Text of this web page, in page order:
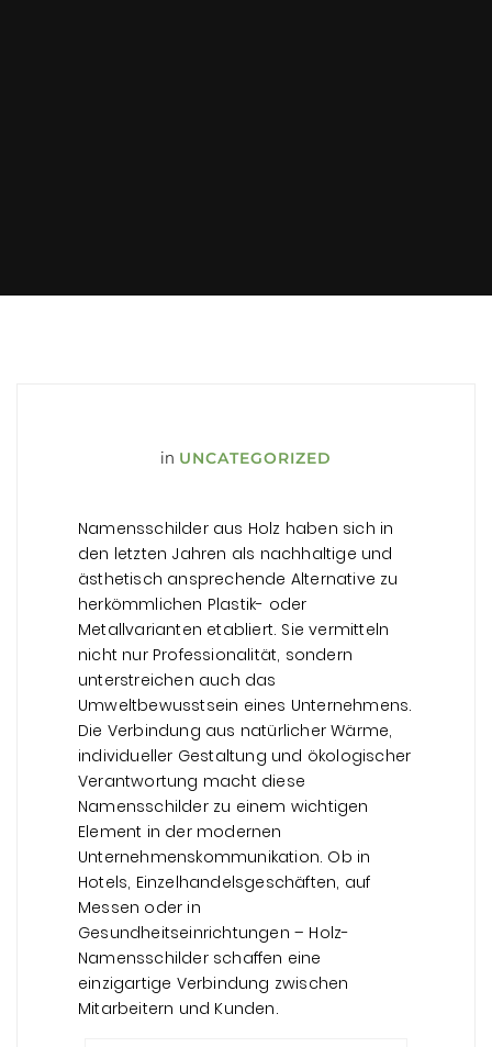
in UNCATEGORIZED
Namensschilder aus Holz haben sich in
den letzten Jahren als nachhaltige und
ästhetisch ansprechende Alternative zu
herkömmlichen Plastik- oder
Metallvarianten etabliert. Sie vermitteln
nicht nur Professionalität, sondern
unterstreichen auch das
Umweltbewusstsein eines Unternehmens.
Die Verbindung aus natürlicher Wärme,
individueller Gestaltung und ökologischer
Verantwortung macht diese
Namensschilder zu einem wichtigen
Element in der modernen
Unternehmenskommunikation. Ob in
Hotels, Einzelhandelsgeschäften, auf
Messen oder in
Gesundheitseinrichtungen – Holz-
Namensschilder schaffen eine
einzigartige Verbindung zwischen
Mitarbeitern und Kunden.